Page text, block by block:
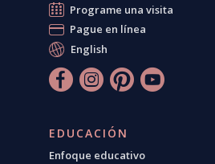
Programe una visita
Pague en línea
English
EDUCACIÓN
Enfoque educativo